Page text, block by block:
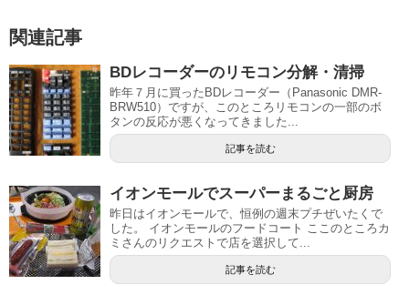
関連記事
BDレコーダーのリモコン分解・清掃
昨年７月に買ったBDレコーダー（Panasonic DMR-
BRW510）ですが、このところリモコンの一部のボ
タンの反応が悪くなってきました...
記事を読む
イオンモールでスーパーまるごと厨房
昨日はイオンモールで、恒例の週末プチぜいたくで
した。 イオンモールのフードコート ここのところカ
ミさんのリクエストで店を選択して...
記事を読む